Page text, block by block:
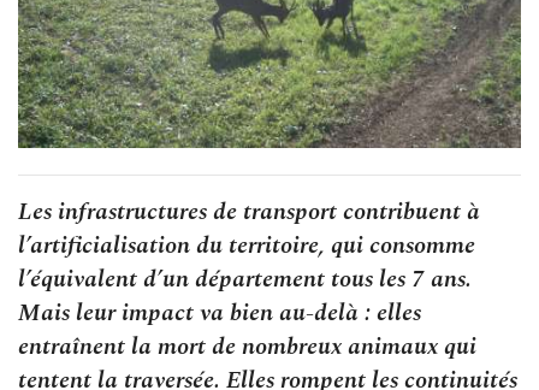
Les infrastructures de transport contribuent à
l’artificialisation du territoire, qui consomme
l’équivalent d’un département tous les 7 ans.
Mais leur impact va bien au-delà : elles
entraînent la mort de nombreux animaux qui
tentent la traversée. Elles rompent les continuités